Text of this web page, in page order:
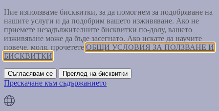
Ние използваме бисквитки, за да помогнем за подобряване на
нашите услуги и да подобрим вашето изживяване. Ако не
приемете незадължителните бисквитки по-долу, вашето
изживяване може да бъде засегнато. Ако искате да научите
повече, моля, прочетете ОБЩИ УСЛОВИЯ ЗА ПОЛЗВАНЕ И
БИСКВИТКИ
Съгласявам се Преглед на бисквитки
Прескачане към съдържанието